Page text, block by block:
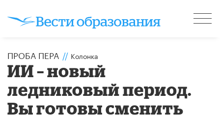
ПРОБА ПЕРА // Колонка
ИИ – новый
ледниковый период.
Вы готовы сменить